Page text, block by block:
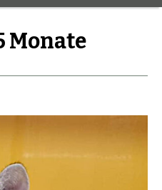
Monate